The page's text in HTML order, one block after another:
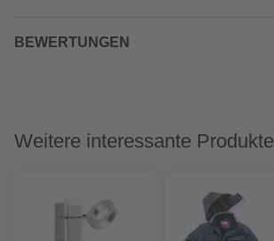
BEWERTUNGEN
Weitere interessante Produkte